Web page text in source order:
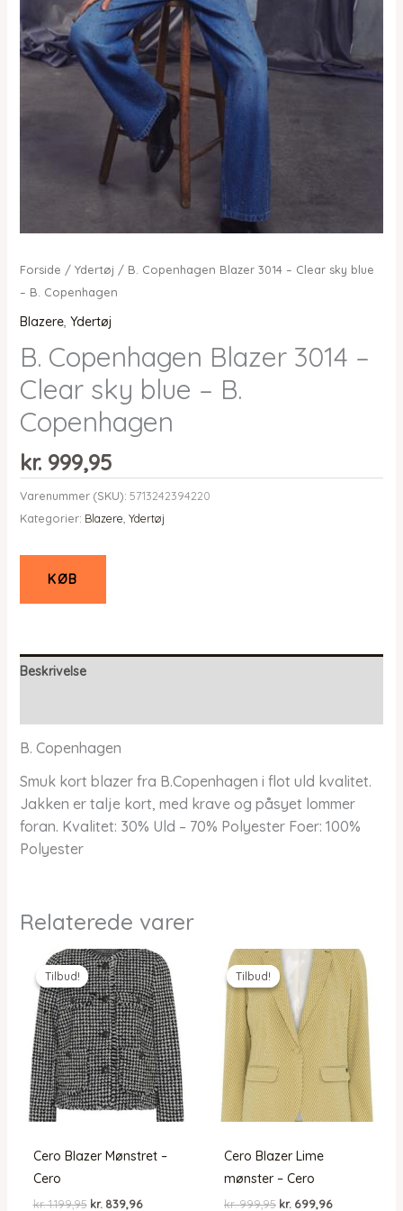
Forside / Ydertøj / B. Copenhagen Blazer 3014 – Clear sky blue
– B. Copenhagen
Blazere, Ydertøj
B. Copenhagen Blazer 3014 –
Clear sky blue – B.
Copenhagen
kr.999,95
Varenummer (SKU): 5713242394220
Kategorier: Blazere Ydertøj
KØB
Beskrivelse
B. Copenhagen
Smuk kort blazer fra B.Copenhagen i flot uld kvalitet.
Jakken er talje kort, med krave og påsyet lommer
foran. Kvalitet: 30% Uld – 70% Polyester Foer: 100%
Polyester
Relaterede varer
Tilbud!
Tilbud!
Cero Blazer Mønstret –
Cero
kr.1.199,95 Den
kr. 839,96Den
Tilbud!
Tilbud!
Cero Blazer Lime
mønster – Cero
kr.999,95 Den
kr. 699,96Den